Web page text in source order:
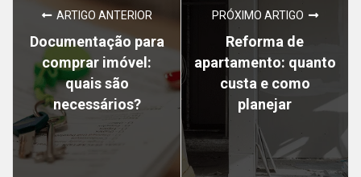
ARTIGO ANTERIOR
Documentação para
comprar imóvel:
quais são
necessários?
PRÓXIMO ARTIGO
Reforma de
apartamento: quanto
custa e como
planejar